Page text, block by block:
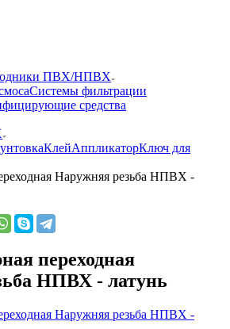
ПВХ/НПВХ
Системы фильтрации
средства
КлейАппликаторКлюч для
Наружняя резьба НПВХ -
переходная
НПВХ - латунь